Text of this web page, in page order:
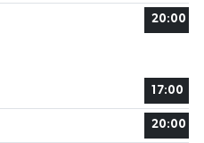
20:00
17:00
20:00